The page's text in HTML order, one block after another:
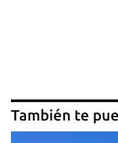
También te